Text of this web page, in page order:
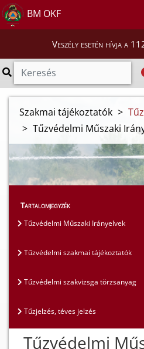
BM OKF
Veszély esetén hívja a
Szakmai tájékoztatók >
> Tűzvédelmi Műszaki
Tartalomjegyzék
Tűzvédelmi Műszaki Irányelvek
Tűzvédelmi szakmai tájékoztatók
Tűzvédelmi szakvizsga törzsanyag
Tűzjelzés, téves jelzés
Tűzvédelmi